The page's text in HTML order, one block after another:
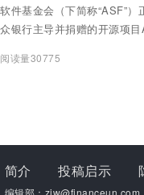
软件基金会（下简称“ASF”）
众银行主导并捐赠的开源项
这也是全球首个由银行机构主
阅读量30775
简介 投稿启示
编辑部：zjw@financeun.com